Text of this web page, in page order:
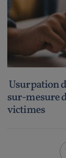
Usurpation
sur-mesure
victimes